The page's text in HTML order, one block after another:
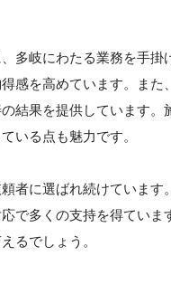
多岐にわたる業務を手掛
感を高めています。ま
結果を提供しています
いる点も魅力です。
者に選ばれ続けていま
で多くの支持を得てい
るでしょう。